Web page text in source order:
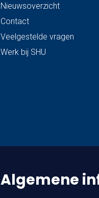
Nieuwsoverzicht
Contact
Veelgestelde vragen
Werk bij SHU
Algemene